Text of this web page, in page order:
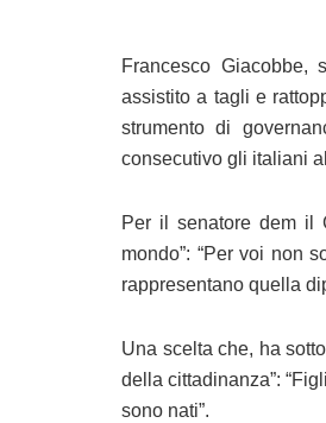
Francesco Giacobbe,
assistito a tagli e
strumento di
consecutivo gli italiani
Per il senatore dem il
mondo”: “Per voi non
rappresentano quella
Una scelta che, ha
della cittadinanza”:
sono nati”.